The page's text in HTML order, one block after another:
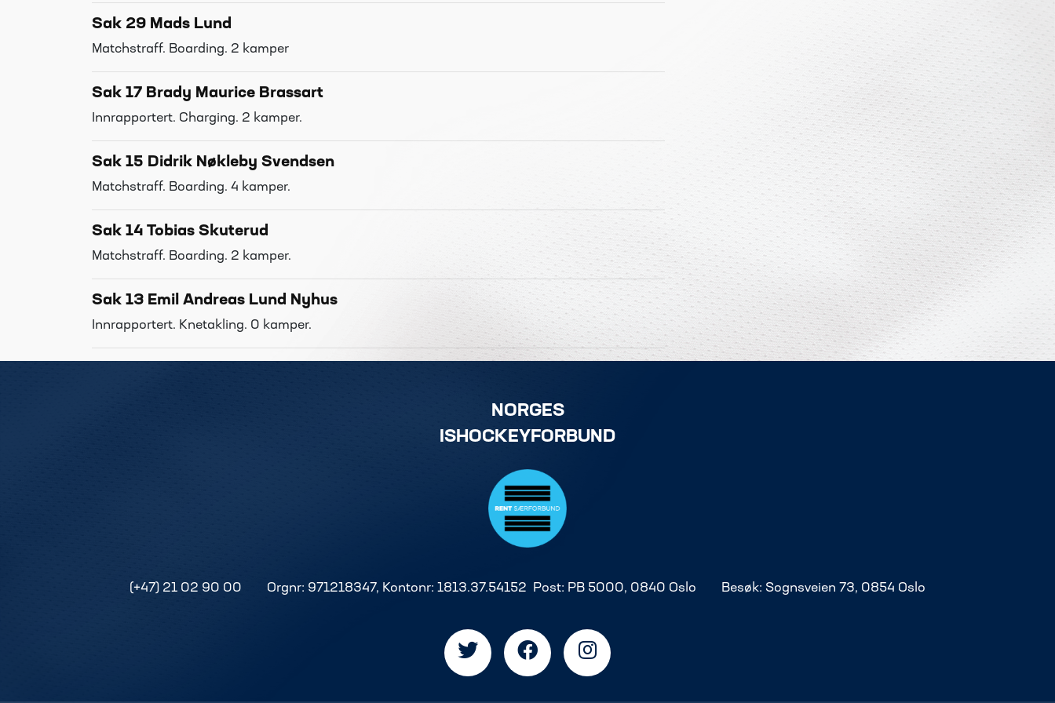
Sak 29 Mads Lund
Matchstraff. Boarding. 2 kamper
Sak 17 Brady Maurice Brassart
Innrapportert. Charging. 2 kamper.
Sak 15 Didrik Nøkleby Svendsen
Matchstraff. Boarding. 4 kamper.
Sak 14 Tobias Skuterud
Matchstraff. Boarding. 2 kamper.
Sak 13 Emil Andreas Lund Nyhus
Innrapportert. Knetakling. 0 kamper.
NORGES
ISHOCKEYFORBUND
(+47) 21 02 90 00 Orgnr: 971218347, Kontonr: 1813.37.54152 Post: PB 5000, 0840 Oslo Besøk: Sognsveien 73, 0854 Oslo